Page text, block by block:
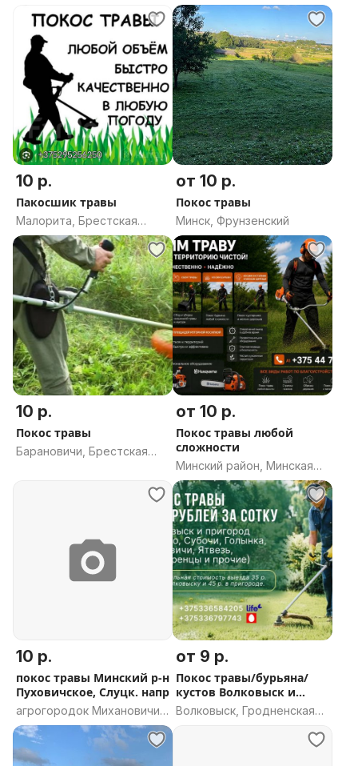
Минск
10 р.
Пакосшик травы
Малорита, Брестская
область
от 10 р.
Покос травы
Минск, Фрунзенский
10 р.
Покос травы
Барановичи, Брестская
от 10 р.
Покос травы любой
сложности
Минский район, Минская
область
10 р.
покос травы Минский р-н
Пуховичское, Слуцк. напр
агрогородок Михановичи,
Михановичский сельсовет,
Минский район, Минская
область
от 9 р.
Покос травы/бурьяна/
кустов Волковыск и
пригород
Волковыск, Гродненская